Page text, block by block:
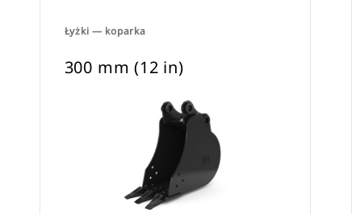
Łyżki — koparka
300 mm (12 in)